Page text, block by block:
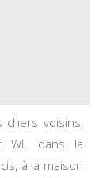
chers voisins,
WE dans la
à la maison